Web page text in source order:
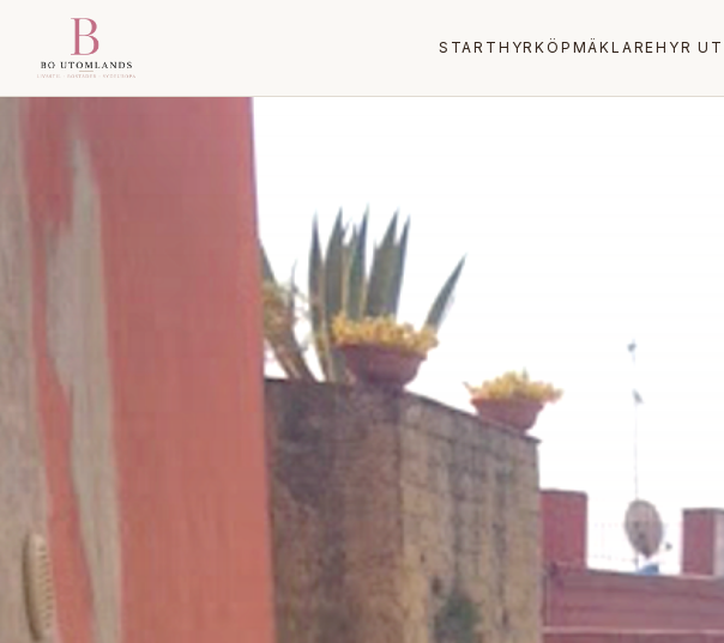
START HYRKÖP MÄKLAREHYR UT